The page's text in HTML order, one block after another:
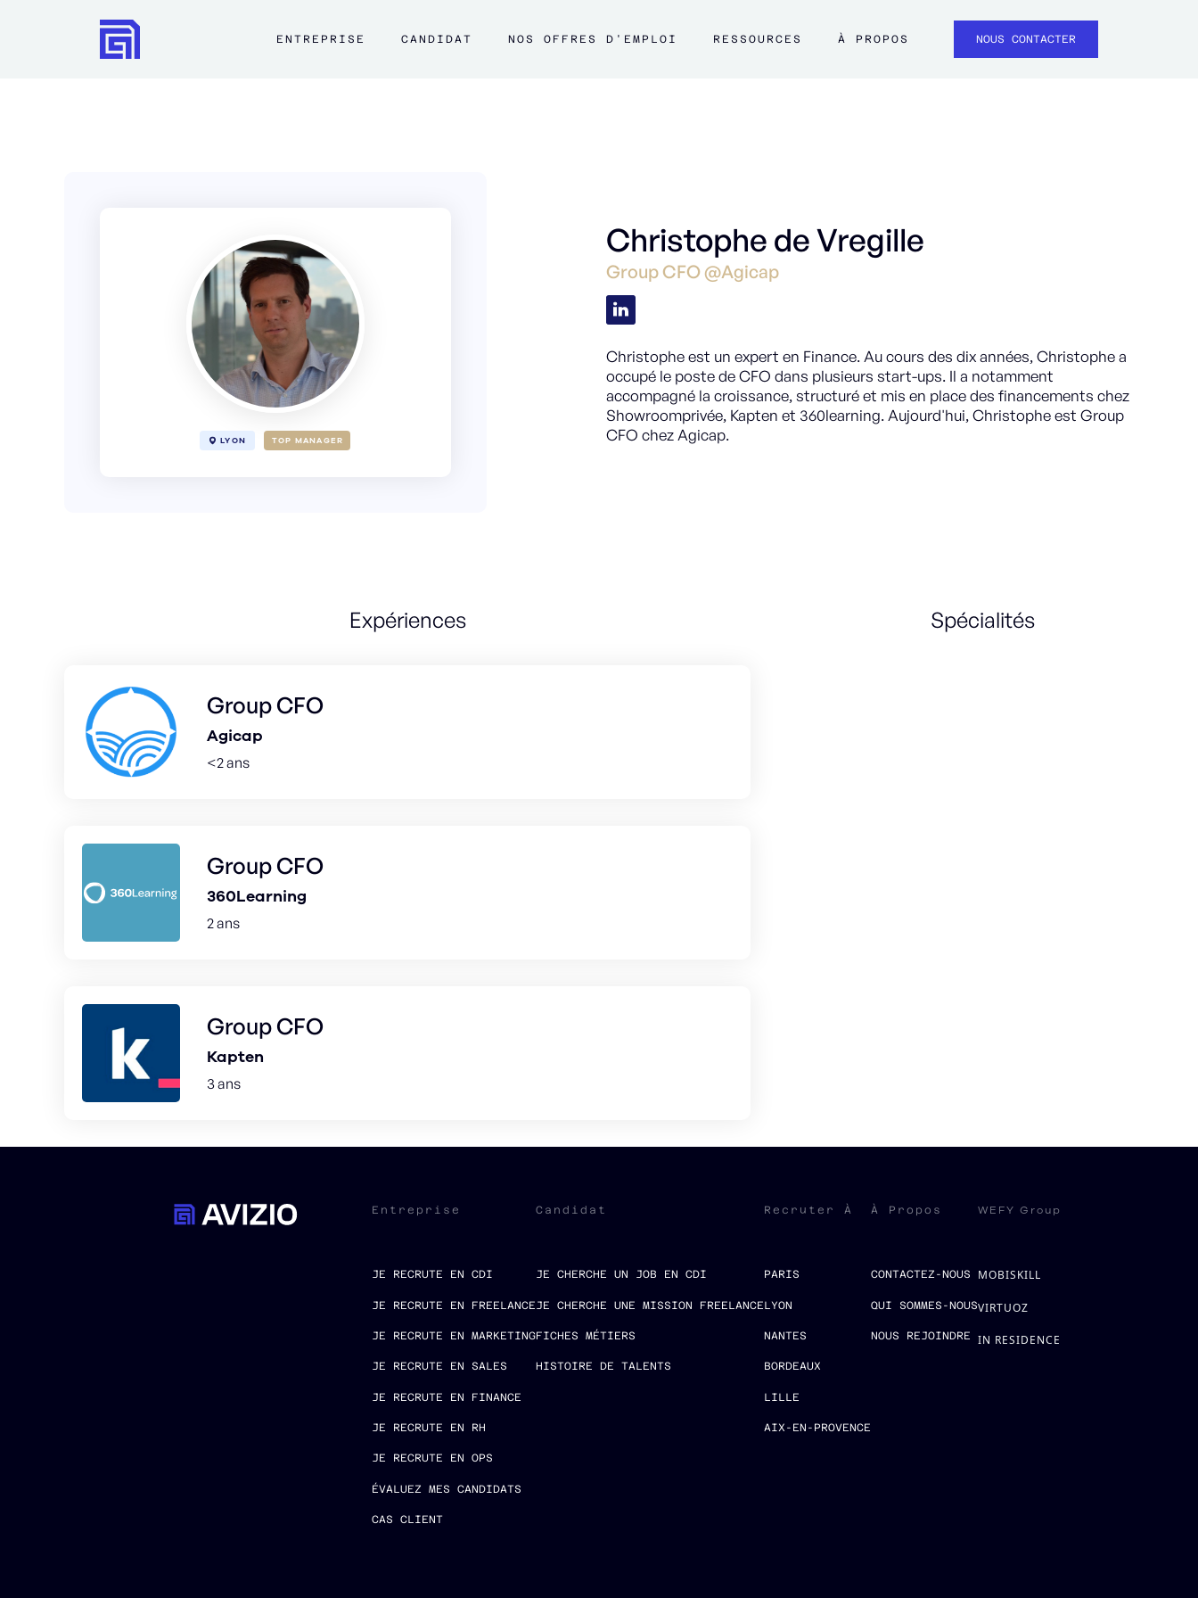
ENTREPRISE CANDIDAT NOS OFFRES D'EMPLOI RESSOURCES À PROPOS NOUS CONTACTER
LYON TOP MANAGER
Christophe de Vregille
Group CFO @Agicap
Christophe est un expert en Finance. Au cours des dix années, Christophe a
occupé le poste de CFO dans plusieurs start-ups. Il a notamment
accompagné la croissance, structuré et mis en place des financements chez
Showroomprivée, Kapten et 360learning. Aujourd'hui, Christophe est Group
CFO chez Agicap.
Expériences
Group CFO
Agicap
<2 ans
Group CFO
360Learning
2 ans
Group CFO
Kapten
3 ans
Spécialités
Entreprise
JE RECRUTE EN CDI
JE RECRUTE EN FREELANCE
JE RECRUTE EN MARKETING
JE RECRUTE EN SALES
JE RECRUTE EN FINANCE
JE RECRUTE EN RH
JE RECRUTE EN OPS
ÉVALUEZ MES CANDIDATS
CAS CLIENT
Candidat
JE CHERCHE UN JOB EN CDI
JE CHERCHE UNE MISSION FREELANCE
FICHES MÉTIERS
HISTOIRE DE TALENTS
Recruter À
PARIS
LYON
NANTES
BORDEAUX
LILLE
AIX-EN-PROVENCE
À Propos
CONTACTEZ-NOUS
QUI SOMMES-NOUS
NOUS REJOINDRE
WEFY Group
MOBISKILL
VIRTUOZ
IN RESIDENCE